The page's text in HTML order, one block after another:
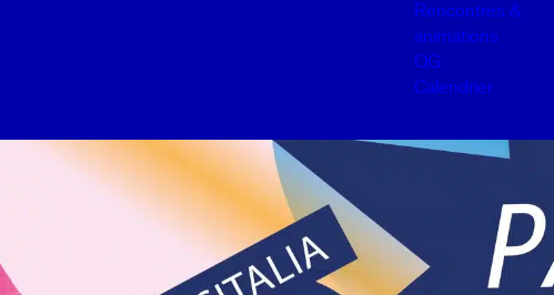
Rencontres &
animations
QG
Calendrier